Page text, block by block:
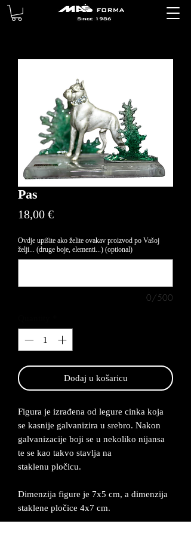
Pas
18,00 €Price
Ovdje upišite ako želite ovakav proizvod po Vašoj
želji... (druge boje, elementi...) (optional)
0/500
Dodaj u košaricu
Figura je izrađena od legure cinka koja
se kasnije galvanizira u srebro. Nakon
galvanizacije boji se u nekoliko nijansa
te se kao takvo stavlja na
staklenu pločicu.
Dimenzija figure je 7x5 cm, a dimenzija
staklene pločice 4x7 cm.